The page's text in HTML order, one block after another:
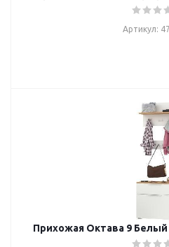
Артикул:
Прихожая Октава 9